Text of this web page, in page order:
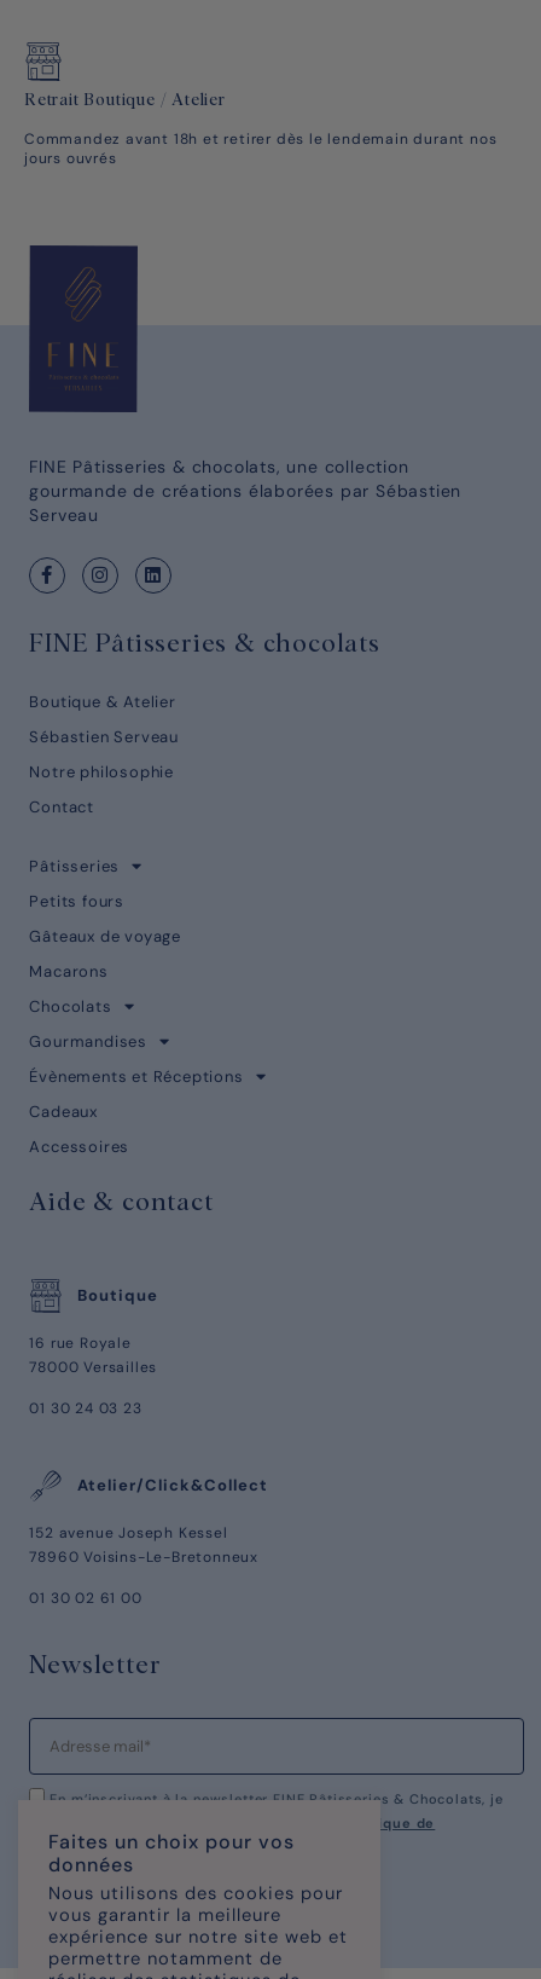
Retrait Boutique / Atelier
Commandez avant 18h et retirer dès le lendemain durant nos
jours ouvrés
FINE Pâtisseries & chocolats, une collection
gourmande de créations élaborées par Sébastien
Serveau
FINE Pâtisseries & chocolats
Boutique & Atelier
Sébastien Serveau
Notre philosophie
Contact
Pâtisseries
Petits fours
Gâteaux de voyage
Macarons
Chocolats
Gourmandises
Évènements et Réceptions
Cadeaux
Accessoires
Aide & contact
Boutique
16 rue Royale
78000 Versailles
01 30 24 03 23
Atelier/Click&Collect
152 avenue Joseph Kessel
78960 Voisins-Le-Bretonneux
01 30 02 61 00
Newsletter
En m’inscrivant à la newsletter FINE Pâtisseries & Chocolats, je
politique de
confidentialité.
Faites un choix pour vos
données
Nous utilisons des cookies pour
vous garantir la meilleure
expérience sur notre site web et
permettre notamment de